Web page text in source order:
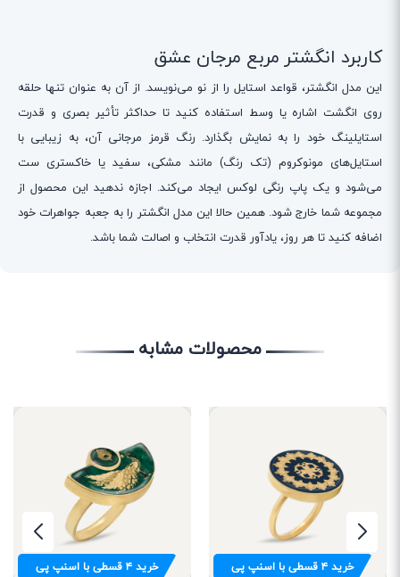
کاربرد انگشتر مربع مرجان عشق
این مدل انگشتر، قواعد استایل را از نو می‌نویسد. از آن به عنوان تنها حلقه
روی انگشت اشاره یا وسط استفاده کنید تا حداکثر تأثیر بصری و قدرت
استایلینگ خود را به نمایش بگذارد. رنگ قرمز مرجانی آن، به زیبایی با
استایل‌های مونوکروم (تک رنگ) مانند مشکی، سفید یا خاکستری ست
می‌شود و یک پاپ رنگی لوکس ایجاد می‌کند. اجازه ندهید این محصول از
مجموعه شما خارج شود. همین حالا این مدل انگشتر را به جعبه جواهرات خود
اضافه کنید تا هر روز، یادآور قدرت انتخاب و اصالت شما باشد.
محصولات مشابه
خرید۴قسطی با اسنپ پی خرید۴قسطی با اسنپ پی